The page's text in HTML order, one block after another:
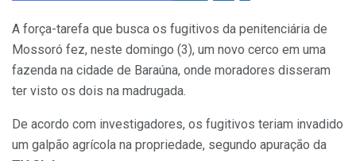
A força-tarefa que busca os fugitivos da penitenciária de
Mossoró fez, neste domingo (3), um novo cerco em uma
fazenda na cidade de Baraúna, onde moradores disseram
ter visto os dois na madrugada.
De acordo com investigadores, os fugitivos teriam invadido
um galpão agrícola na propriedade, segundo apuração da